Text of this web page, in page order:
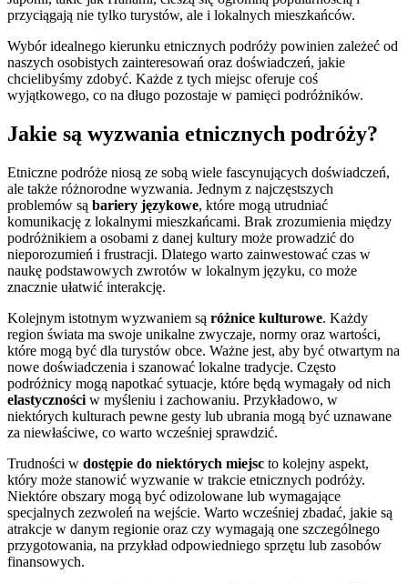
przyciągają nie tylko turystów, ale i lokalnych mieszkańców.
Wybór idealnego kierunku etnicznych podróży powinien zależeć od
naszych osobistych zainteresowań oraz doświadczeń, jakie
chcielibyśmy zdobyć. Każde z tych miejsc oferuje coś
wyjątkowego, co na długo pozostaje w pamięci podróżników.
Jakie są wyzwania etnicznych podróży?
Etniczne podróże niosą ze sobą wiele fascynujących doświadczeń,
ale także różnorodne wyzwania. Jednym z najczęstszych
problemów są bariery językowe, które mogą utrudniać
komunikację z lokalnymi mieszkańcami. Brak zrozumienia między
podróżnikiem a osobami z danej kultury może prowadzić do
nieporozumień i frustracji. Dlatego warto zainwestować czas w
naukę podstawowych zwrotów w lokalnym języku, co może
znacznie ułatwić interakcję.
Kolejnym istotnym wyzwaniem są różnice kulturowe. Każdy
region świata ma swoje unikalne zwyczaje, normy oraz wartości,
które mogą być dla turystów obce. Ważne jest, aby być otwartym na
nowe doświadczenia i szanować lokalne tradycje. Często
podróżnicy mogą napotkać sytuacje, które będą wymagały od nich
elastyczności w myśleniu i zachowaniu. Przykładowo, w
niektórych kulturach pewne gesty lub ubrania mogą być uznawane
za niewłaściwe, co warto wcześniej sprawdzić.
Trudności w dostępie do niektórych miejsc to kolejny aspekt,
który może stanowić wyzwanie w trakcie etnicznych podróży.
Niektóre obszary mogą być odizolowane lub wymagające
specjalnych zezwoleń na wejście. Warto wcześniej zbadać, jakie są
atrakcje w danym regionie oraz czy wymagają one szczególnego
przygotowania, na przykład odpowiedniego sprzętu lub zasobów
finansowych.